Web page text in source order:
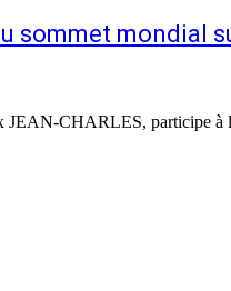
sommet mondial
CHARLES, participe à